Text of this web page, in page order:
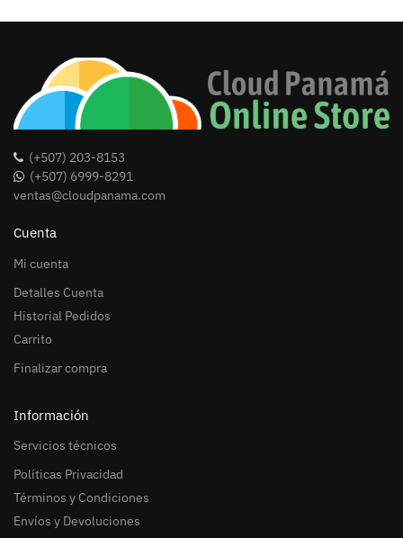
(+507) 203-8153
(+507) 6999-8291
ventas@cloudpanama.com
Cuenta
Mi cuenta
Detalles Cuenta
Historial Pedidos
Carrito
Finalizar compra
Información
Servicios técnicos
Políticas Privacidad
Términos y Condiciones
Envíos y Devoluciones